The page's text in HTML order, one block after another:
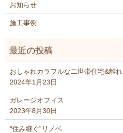
お知らせ
施工事例
おしゃれカラフルな二世帯住宅&離れ
2024年1月23日
ガレージオフィス
2023年8月30日
“住み継ぐ”リノベ